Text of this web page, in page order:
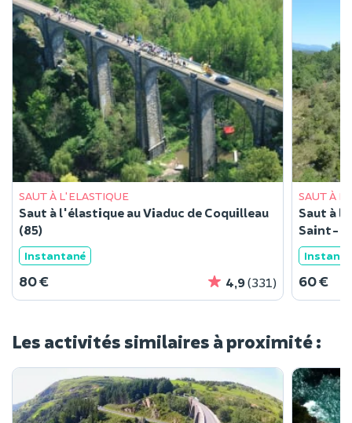
SAUT À L'ELASTIQUE
Saut à l'élastique au Viaduc de Coquilleau
(85)
Instantané
80 € 4,9(331)
SAUT À
Saut à
Saint-
60 €
Les activités similaires à proximité :